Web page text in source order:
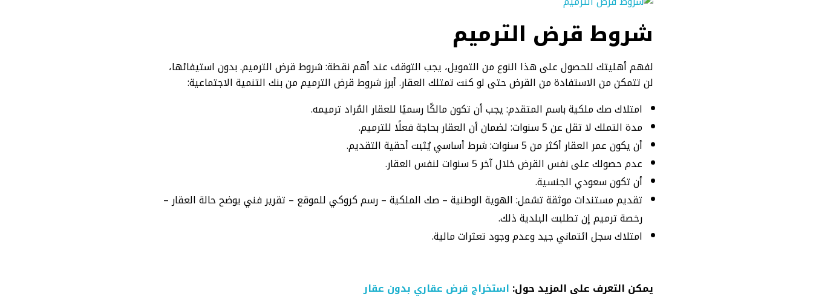
شروط قرض الترميم
لفهم أهليتك للحصول على هذا النوع من التمويل، يجب التوقف عند أهم نقطة: شروط قرض الترميم. بدون استيفائها،
لن تتمكن من الاستفادة من القرض حتى لو كنت تمتلك العقار. أبرز شروط قرض الترميم من بنك التنمية الاجتماعية:
امتلاك صك ملكية باسم المتقدم: يجب أن تكون مالكًا رسميًا للعقار المُراد ترميمه.
مدة التملك لا تقل عن 5 سنوات: لضمان أن العقار بحاجة فعلًا للترميم.
أن يكون عمر العقار أكثر من 5 سنوات: شرط أساسي يُثبت أحقية التقديم.
عدم حصولك على نفس القرض خلال آخر 5 سنوات لنفس العقار.
أن تكون سعودي الجنسية.
تقديم مستندات موثقة تشمل: الهوية الوطنية – صك الملكية – رسم كروكي للموقع – تقرير فني يوضح حالة العقار –
رخصة ترميم إن تطلبت البلدية ذلك.
امتلاك سجل ائتماني جيد وعدم وجود تعثرات مالية.
يمكن التعرف على المزيد حول: استخراج قرض عقاري بدون عقار